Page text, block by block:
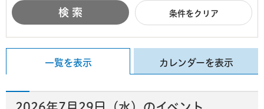
条件をクリア
一覧を表示 カレンダーを表示